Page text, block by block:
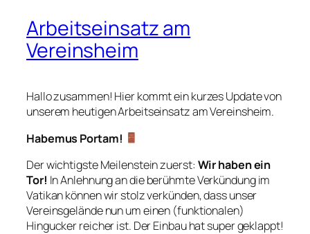
Arbeitseinsatz am
Vereinsheim
Hallo zusammen! Hier kommt ein kurzes Update von
unserem heutigen Arbeitseinsatz am Vereinsheim.
Habemus Portam!
Der wichtigste Meilenstein zuerst: Wir haben ein
Tor! In Anlehnung an die berühmte Verkündung im
Vatikan können wir stolz verkünden, dass unser
Vereinsgelände nun um einen (funktionalen)
Hingucker reicher ist. Der Einbau hat super geklappt!